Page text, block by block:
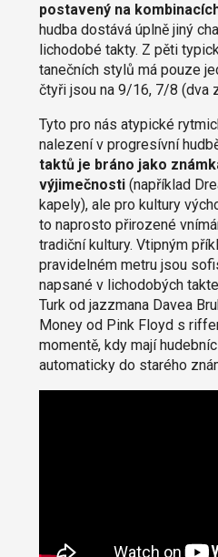
postavený na
hudba dostává úplně jiný
lichodobé takty. Z pěti
tanečních stylů má pouze
čtyři jsou na 9/16, 7/8 (dva
Tyto pro nás atypické
nalezení v progresívní
taktů je bráno jako
výjimečnosti(například
kapely), ale pro kultury
to naprosto přirozené
tradiční kultury. Vtipným
pravidelném metru jsou
napsané v lichodobých
Turk od jazzmana Davea
Money od Pink Floyd s
momentě, kdy mají
automaticky do starého